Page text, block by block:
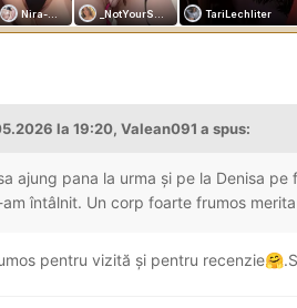
la 19:20, Valean091 a spus:
ajung pana la urma și pe la Denisa
întâlnit. Un corp foarte frumos
pentru vizită și pentru recenzie🤗